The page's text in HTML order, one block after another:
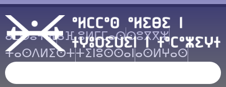
ⴰⵎⵙⵓⵜⴼⴰⴼ ⵓⵍⵎⵎⴰⵙⵙⵓⴳⴳⵣ
ⵜⴰⵙⴷⵍⵉⵙⵜⵜⵉⵏⵓⵙⵙⴰⵏⴰⵙⵍⵖⴰⵙ
ⴰⵙⵍⵖⴰⵙ ⴰⵇⴱⵓⵔ